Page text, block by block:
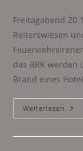
Freitagabend
Reiterswiesen
das BRK
Brand eines
Weiterlesen
Im